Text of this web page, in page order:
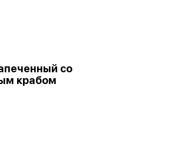
со
крабом